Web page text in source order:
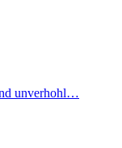
unverhohl…